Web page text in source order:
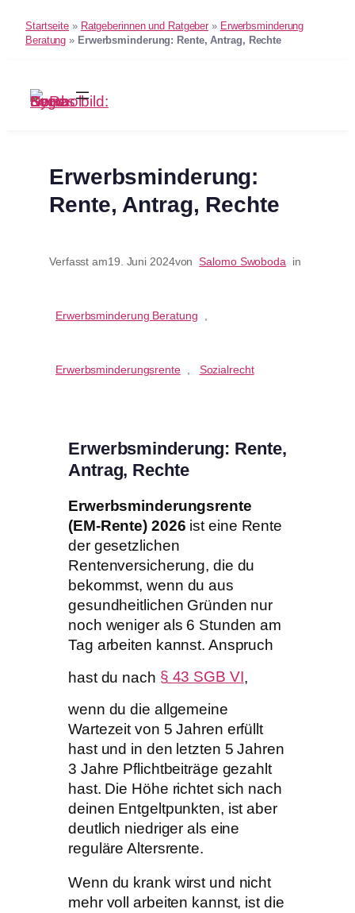
Startseite » Ratgeberinnen und Ratgeber » Erwerbsminderung
Beratung » Erwerbsminderung: Rente, Antrag, Rechte
Inhalt
springen
Erwerbsminderung:
Rente, Antrag, Rechte
Verfasst am19. Juni 2024von Salomo Swoboda in
Erwerbsminderung Beratung
Erwerbsminderungsrente Sozialrecht
Erwerbsminderung: Rente,
Antrag, Rechte
Erwerbsminderungsrente
(EM-Rente) 2026 ist eine Rente
der gesetzlichen
Rentenversicherung, die du
bekommst, wenn du aus
gesundheitlichen Gründen nur
noch weniger als 6 Stunden am
Tag arbeiten kannst. Anspruch
hast du nach § 43 SGB VI,
wenn du die allgemeine
Wartezeit von 5 Jahren erfüllt
hast und in den letzten 5 Jahren
3 Jahre Pflichtbeiträge gezahlt
hast. Die Höhe richtet sich nach
deinen Entgeltpunkten, ist aber
deutlich niedriger als eine
reguläre Altersrente.
Wenn du krank wirst und nicht
mehr voll arbeiten kannst, ist die